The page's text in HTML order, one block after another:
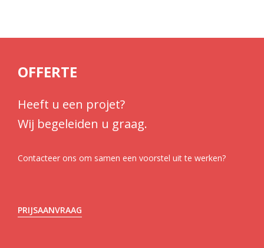
OFFERTE
Heeft u een projet?
Wij begeleiden u graag.
Contacteer ons om samen een voorstel uit te werken?
PRIJSAANVRAAG